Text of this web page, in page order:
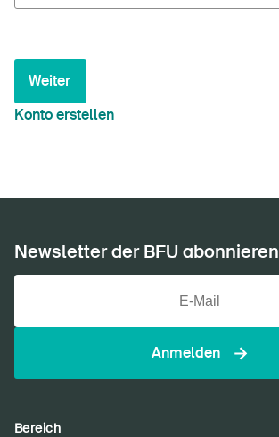
Weiter
Konto erstellen
Newsletter der BFU abonnieren
Anmelden
Bereich